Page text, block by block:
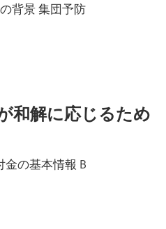
背景 集団予防
和解に応じるため
金の基本情報 B